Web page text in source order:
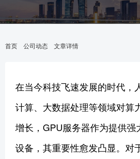
首页 公司动态 文章详情
在当今科技飞速发展的时代，
计算、大数据处理等领域对算
增长，GPU服务器作为提供强
设备，其重要性愈发凸显。对